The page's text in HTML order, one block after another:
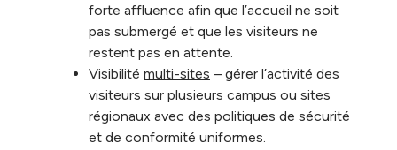
forte affluence afin que l’accueil ne soit
pas submergé et que les visiteurs ne
restent pas en attente.
Visibilité multi-sites – gérer l’activité des
visiteurs sur plusieurs campus ou sites
régionaux avec des politiques de sécurité
et de conformité uniformes.